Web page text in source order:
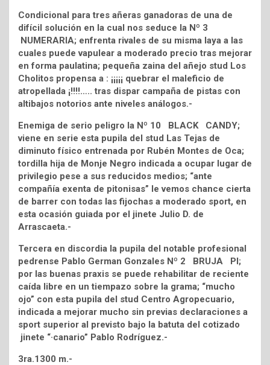
Condicional para tres añeras ganadoras de una de
difícil solución en la cual nos seduce la Nº 3
NUMERARIA; enfrenta rivales de su misma laya a las
cuales puede vapulear a moderado precio tras mejorar
en forma paulatina; pequeña zaina del añejo stud Los
Cholitos propensa a : ¡¡¡¡¡ quebrar el maleficio de
atropellada ¡!!!!….. tras dispar campaña de pistas con
altibajos notorios ante niveles análogos.-
Enemiga de serio peligro la Nº 10 BLACK CANDY;
viene en serie esta pupila del stud Las Tejas de
diminuto físico entrenada por Rubén Montes de Oca;
tordilla hija de Monje Negro indicada a ocupar lugar de
privilegio pese a sus reducidos medios; “ante
compañía exenta de pitonisas” le vemos chance cierta
de barrer con todas las fijochas a moderado sport, en
esta ocasión guiada por el jinete Julio D. de
Arrascaeta.-
Tercera en discordia la pupila del notable profesional
pedrense Pablo German Gonzales Nº 2 BRUJA PI;
por las buenas praxis se puede rehabilitar de reciente
caída libre en un tiempazo sobre la grama; “mucho
ojo” con esta pupila del stud Centro Agropecuario,
indicada a mejorar mucho sin previas declaraciones a
sport superior al previsto bajo la batuta del cotizado
jinete “·canario” Pablo Rodríguez.-
3ra.1300 m.-